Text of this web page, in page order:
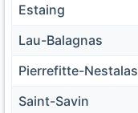
Estaing
Lau-Balagnas
Pierrefitte-Nestalas
Saint-Savin